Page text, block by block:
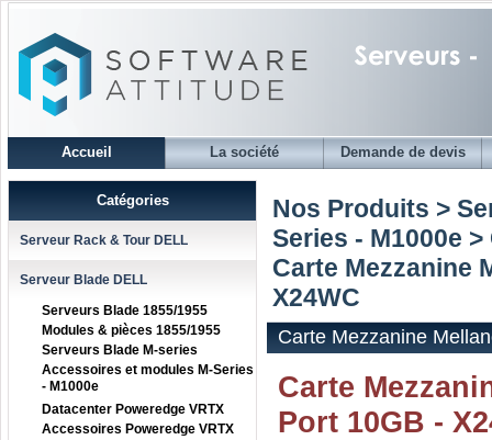
Accueil La société Demande de devis
Catégories
Serveur Rack & Tour DELL
Serveur Blade DELL
Serveurs Blade 1855/1955
Modules & pièces 1855/1955
Serveurs Blade M-series
Accessoires et modules M-Series
- M1000e
Datacenter Poweredge VRTX
Accessoires Poweredge VRTX
Nos Produits >
Series - M1000e >
Carte Mezzanine
X24WC
Carte Mezzanine
Carte
Port 10GB -